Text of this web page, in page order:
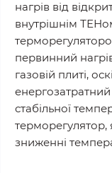
нагрів від
внутрішнім
первинний
газовій плиті,
стабільної
зниженні